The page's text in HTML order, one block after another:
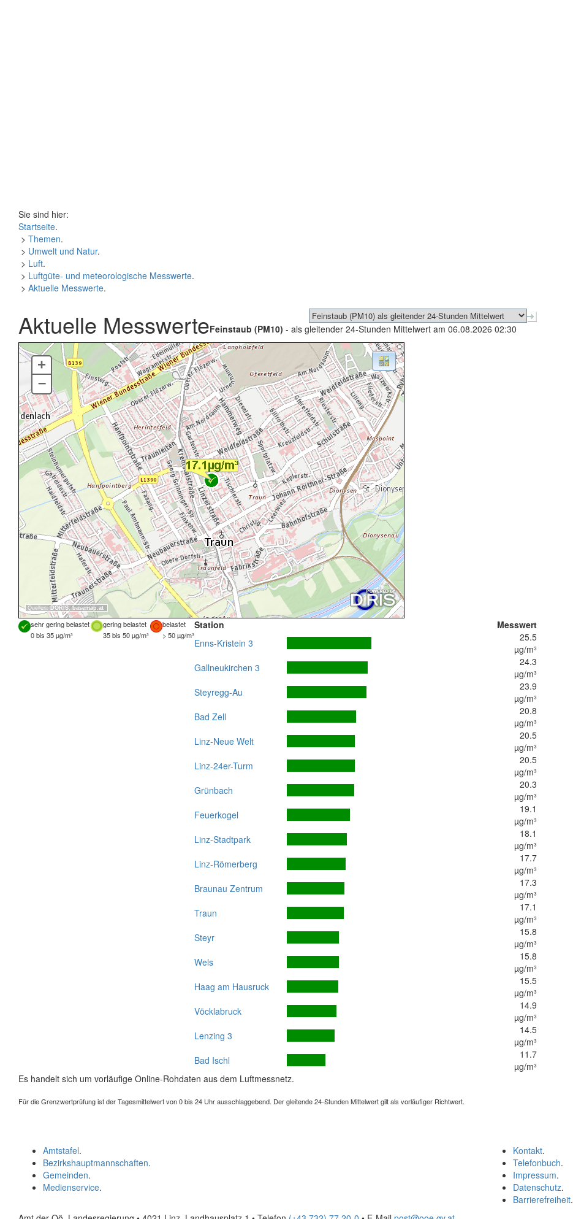
Sie sind hier:
Startseite.
> Themen.
> Umwelt und Natur.
> Luft.
> Luftgüte- und meteorologische Messwerte.
> Aktuelle Messwerte.
Aktuelle MesswerteFeinstaub (PM10) - als gleitender 24-Stunden Mittelwert am 06.08.2026 02:30
Quellen: DORIS, basemap.at
+
–
sehr gering belastet gering belastet
belastet
0 bis 35 µg/m³
35 bis 50 µg/m³ > 50 µg/m³
Station
Messwert
Enns-Kristein 3
25.5
µg/m³
Gallneukirchen 3
24.3
µg/m³
Steyregg-Au
23.9
µg/m³
Bad Zell
20.8
µg/m³
Linz-Neue Welt
20.5
µg/m³
Linz-24er-Turm
20.5
µg/m³
Grünbach
20.3
µg/m³
Feuerkogel
19.1
µg/m³
Linz-Stadtpark
18.1
µg/m³
Linz-Römerberg
17.7
µg/m³
Braunau Zentrum
17.3
µg/m³
Traun
17.1
µg/m³
Steyr
15.8
µg/m³
Wels
15.8
µg/m³
Haag am Hausruck
15.5
µg/m³
Vöcklabruck
14.9
µg/m³
Lenzing 3
14.5
µg/m³
Bad Ischl
11.7
µg/m³
Es handelt sich um vorläufige Online-Rohdaten aus dem Luftmessnetz.
Für die Grenzwertprüfung ist der Tagesmittelwert von 0 bis 24 Uhr ausschlaggebend. Der gleitende 24-Stunden Mittelwert gilt als vorläufiger Richtwert.
Kontakt.
Telefonbuch.
Impressum.
Datenschutz.
Barrierefreiheit.
Amtstafel.
Bezirkshauptmannschaften.
Gemeinden.
Medienservice.